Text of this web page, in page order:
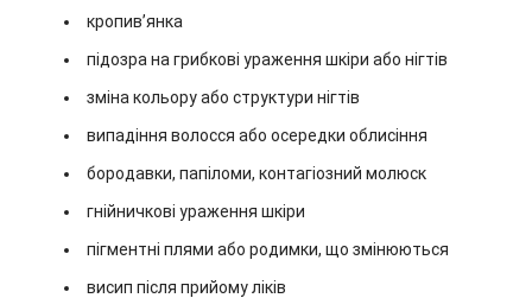
кропивʼянка
підозра на грибкові ураження шкіри або нігтів
зміна кольору або структури нігтів
випадіння волосся або осередки облисіння
бородавки, папіломи, контагіозний молюск
гнійничкові ураження шкіри
пігментні плями або родимки, що змінюються
висип після прийому ліків